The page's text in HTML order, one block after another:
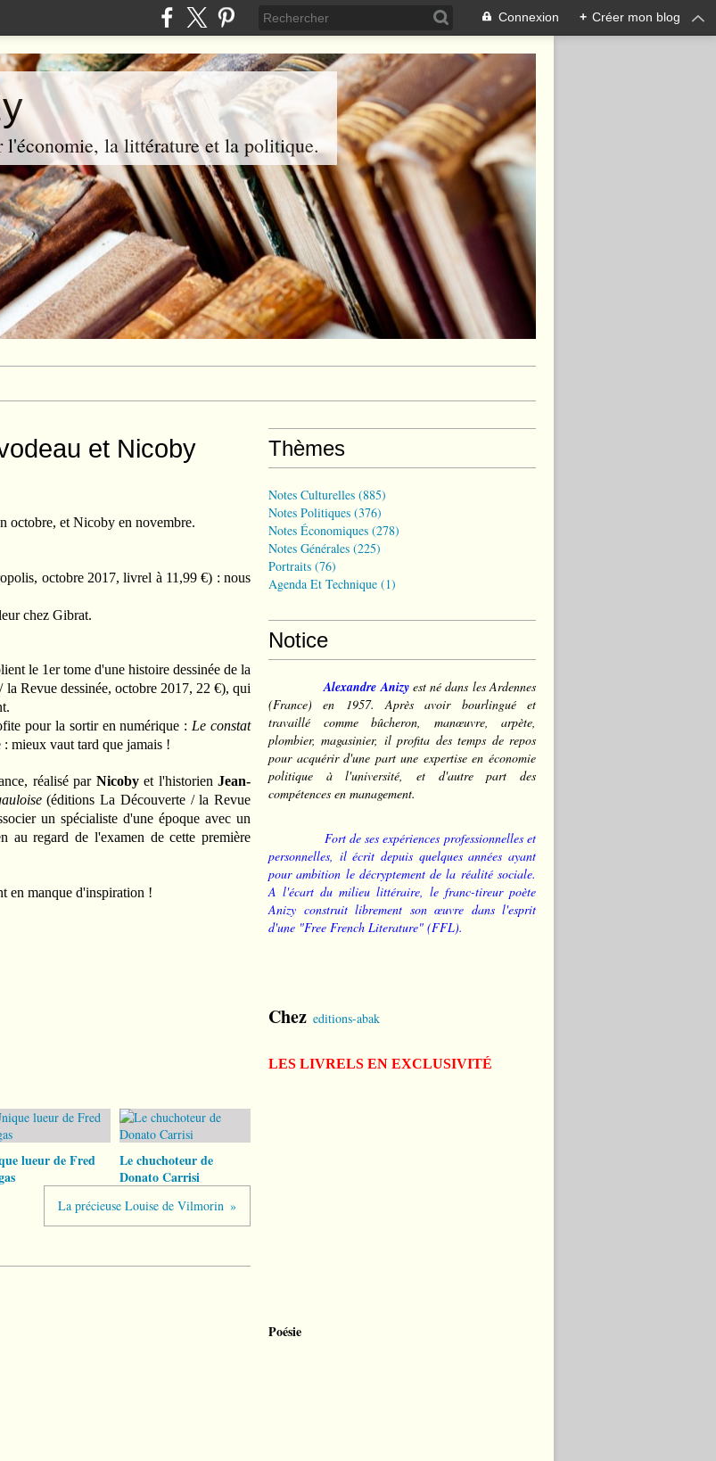
Connexion + Créer mon blog
l'économie, la littérature et la politique.
et Nicoby
et Nicoby en novembre.
octobre 2017, livrel à 11,99 €) : nous
chez Gibrat.
le 1er tome d'une histoire dessinée de la
Revue dessinée, octobre 2017, 22 €), qui
la sortir en numérique : Le constat
mieux vaut tard que jamais !
réalisé par Nicobyet l'historienJean-
(éditions La Découverte / la Revue
un spécialiste d'une époque avec un
au regard de l'examen de cette première
manque d'inspiration !
lueur de Fred
Le chuchoteur de
Donato Carrisi
La précieuse Louise de Vilmorin
Thèmes
Notes Culturelles (885)
Notes Politiques (376)
Notes Économiques (278)
Notes Générales (225)
Portraits (76)
Agenda Et Technique (1)
Notice
Alexandre Anizy est né dans les Ardennes
(France) en 1957. Après avoir bourlingué et
travaillé comme bûcheron, manœuvre, arpète,
plombier, magasinier, il profita des temps de repos
pour acquérir d'une part une expertise en économie
politique à l'université, et d'autre part des
compétences en management.
Fort de ses expériences professionnelles et
personnelles, il écrit depuis quelques années ayant
pour ambition le décryptement de la réalité sociale.
A l'écart du milieu littéraire, le franc-tireur poète
Anizy construit librement son œuvre dans l'esprit
d'une "Free French Literature" (FFL).
Chez editions-abak
LES LIVRELS EN EXCLUSIVITÉ
Poésie